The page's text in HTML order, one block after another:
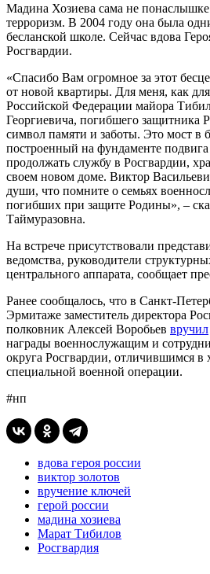
Мадина Хозиева сама не понаслышке
терроризм. В 2004 году она была
бесланской школе. Сейчас вдова
Росгвардии.
«Спасибо Вам огромное за этот
от новой квартиры. Для меня, как
Российской Федерации майора
Георгиевича, погибшего защитника
символ памяти и заботы. Это мост в
построенный на фундаменте
продолжать службу в Росгвардии,
своем новом доме. Виктор
души, что помните о семьях
погибших при защите Родины», –
Таймуразовна.
На встрече присутствовали
ведомства, руководители
центрального аппарата, сообщает
Ранее сообщалось, что в Санкт-
Эрмитаже заместитель директора
полковник Алексей Воробьев вручил
награды военнослужащим и
округа Росгвардии, отличившимся в
специальной военной операции.
#нп
вдова героя россии
виктор золотов
вручение ключей
герой россии
мадина хозиева
Марат Тибилов
Росгвардия